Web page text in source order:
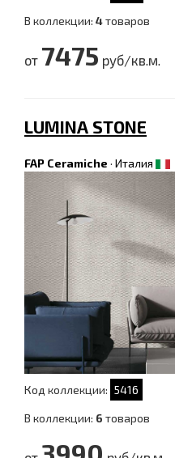
В коллекции: 4товаров
от 7475 руб/кв.м.
LUMINA STONE
FAP Ceramiche · Италия
Код коллекции: 5416
В коллекции: 6 товаров